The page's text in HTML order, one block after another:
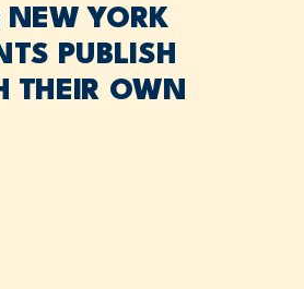
NEW YORK
PUBLISH
THEIR OWN